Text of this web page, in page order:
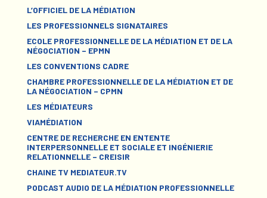
L’OFFICIEL DE LA MÉDIATION
LES PROFESSIONNELS SIGNATAIRES
ECOLE PROFESSIONNELLE DE LA MÉDIATION ET DE LA
NÉGOCIATION – EPMN
LES CONVENTIONS CADRE
CHAMBRE PROFESSIONNELLE DE LA MÉDIATION ET DE
LA NÉGOCIATION – CPMN
LES MÉDIATEURS
VIAMÉDIATION
CENTRE DE RECHERCHE EN ENTENTE
INTERPERSONNELLE ET SOCIALE ET INGÉNIERIE
RELATIONNELLE – CREISIR
CHAINE TV MEDIATEUR.TV
PODCAST AUDIO DE LA MÉDIATION PROFESSIONNELLE